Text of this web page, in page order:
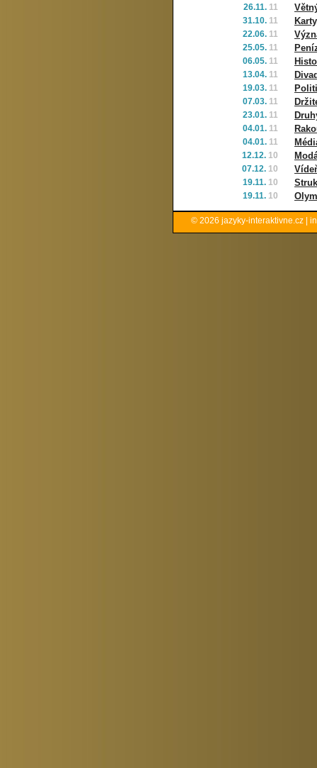
26.11. 11
31.10. 11
22.06. 11
25.05. 11
06.05. 11
13.04. 11
19.03. 11
07.03. 11
23.01. 11
04.01. 11
04.01. 11
12.12. 10
07.12. 10
19.11. 10
19.11. 10
© 2026 jazyky-interaktivne.cz